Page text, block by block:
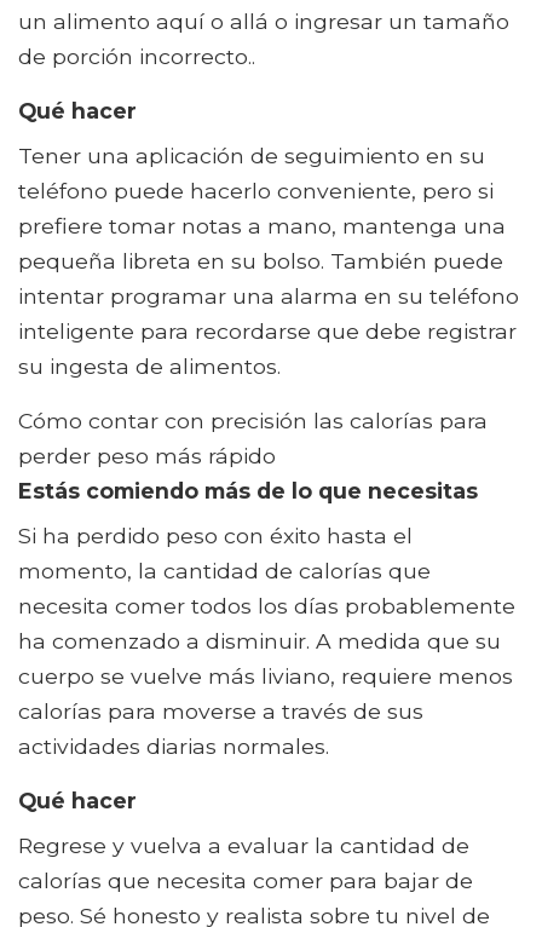
un alimento aquí o allá o ingresar un tamaño
de porción incorrecto..
Qué hacer
Tener una aplicación de seguimiento en su
teléfono puede hacerlo conveniente, pero si
prefiere tomar notas a mano, mantenga una
pequeña libreta en su bolso. También puede
intentar programar una alarma en su teléfono
inteligente para recordarse que debe registrar
su ingesta de alimentos.
Cómo contar con precisión las calorías para
perder peso más rápido
Estás comiendo más de lo que necesitas
Si ha perdido peso con éxito hasta el
momento, la cantidad de calorías que
necesita comer todos los días probablemente
ha comenzado a disminuir. A medida que su
cuerpo se vuelve más liviano, requiere menos
calorías para moverse a través de sus
actividades diarias normales.
Qué hacer
Regrese y vuelva a evaluar la cantidad de
calorías que necesita comer para bajar de
peso. Sé honesto y realista sobre tu nivel de